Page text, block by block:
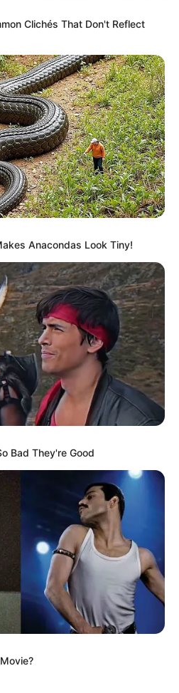
Clichés That Don't Reflect
Anacondas Look Tiny!
Bad They're Good